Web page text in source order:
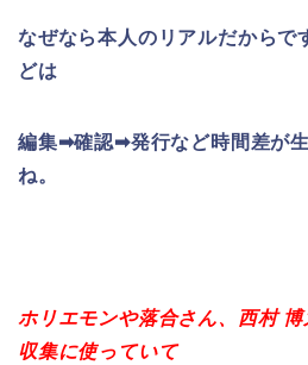
なぜなら本人のリアルだからで
どは
編集➡確認➡発行など時間差が
ね。
ホリエモンや落合さん、西村
収集に使っていて